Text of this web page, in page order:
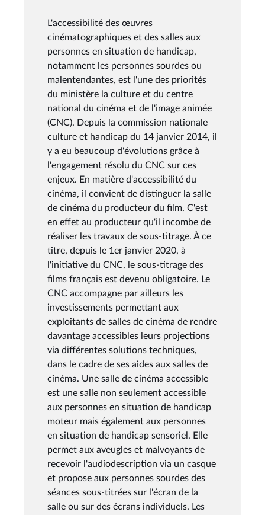
L'accessibilité des œuvres
cinématographiques et des salles aux
personnes en situation de handicap,
notamment les personnes sourdes ou
malentendantes, est l'une des priorités
du ministère la culture et du centre
national du cinéma et de l'image animée
(CNC). Depuis la commission nationale
culture et handicap du 14 janvier 2014, il
y a eu beaucoup d'évolutions grâce à
l'engagement résolu du CNC sur ces
enjeux. En matière d'accessibilité du
cinéma, il convient de distinguer la salle
de cinéma du producteur du film. C'est
en effet au producteur qu'il incombe de
réaliser les travaux de sous-titrage. À ce
titre, depuis le 1er janvier 2020, à
l'initiative du CNC, le sous-titrage des
films français est devenu obligatoire. Le
CNC accompagne par ailleurs les
investissements permettant aux
exploitants de salles de cinéma de rendre
davantage accessibles leurs projections
via différentes solutions techniques,
dans le cadre de ses aides aux salles de
cinéma. Une salle de cinéma accessible
est une salle non seulement accessible
aux personnes en situation de handicap
moteur mais également aux personnes
en situation de handicap sensoriel. Elle
permet aux aveugles et malvoyants de
recevoir l'audiodescription via un casque
et propose aux personnes sourdes des
séances sous-titrées sur l'écran de la
salle ou sur des écrans individuels. Les